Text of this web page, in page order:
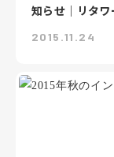
知らせ｜リタワ
2015.11.24